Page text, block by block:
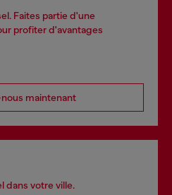
Faites partie d'une
profiter d'avantages
maintenant
dans votre ville.